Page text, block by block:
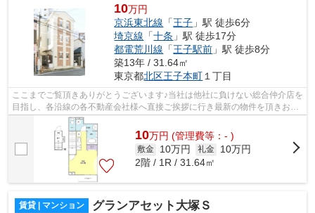
10万円
京浜東北線 「王子 」駅 徒歩6分
埼京線 「十条 」駅 徒歩17分
都電荒川線 「王子駅前 」駅 徒歩8分
築13年 / 31.64㎡
東京都北区王子本町 １丁目
ここまでご覧頂きありがとうございます♪当社は他社に負けない総合仲介店を
目指し、各沿線の各不動産会社様へ直接ご挨拶に行き最新の物件を頂きお客
様へ提供しております！最新の情報は...
10万円 (管理費等：- )
敷金 10万円 礼金
10万円
2階 / 1R / 31.64㎡
賃貸 | マンション グランアセット大塚Ｓ